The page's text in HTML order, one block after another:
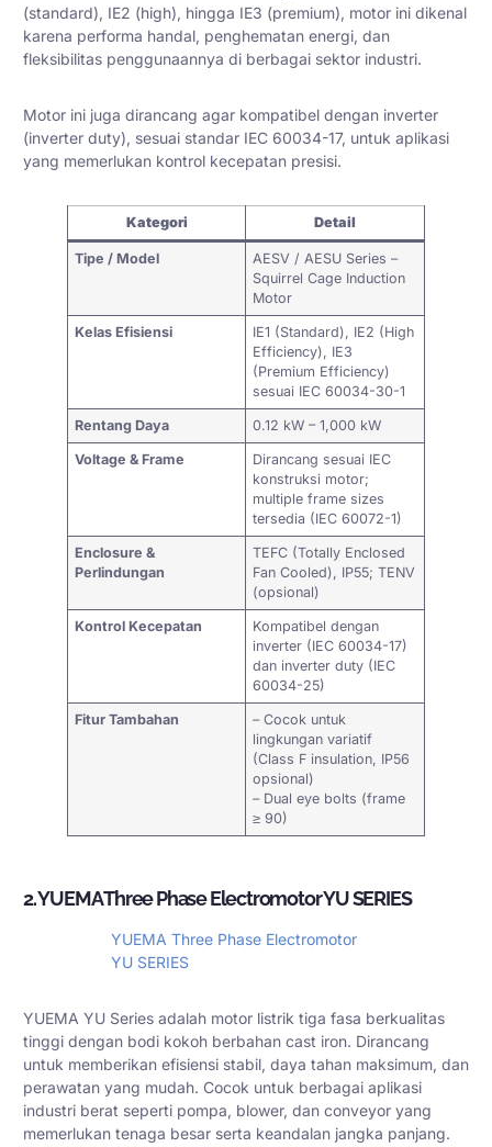
(standard), IE2 (high), hingga IE3 (premium), motor ini dikenal
karena performa handal, penghematan energi, dan
fleksibilitas penggunaannya di berbagai sektor industri.
Motor ini juga dirancang agar kompatibel dengan inverter
(inverter duty), sesuai standar IEC 60034-17, untuk aplikasi
yang memerlukan kontrol kecepatan presisi.
Kategori Detail
Tipe / Model
AESV / AESU Series –
Squirrel Cage Induction
Motor
Kelas Efisiensi
IE1 (Standard), IE2 (High
Efficiency), IE3
(Premium Efficiency)
sesuai IEC 60034-30-1
Rentang Daya 0.12 kW – 1,000 kW
Voltage & Frame
Dirancang sesuai IEC
konstruksi motor;
multiple frame sizes
tersedia (IEC 60072-1)
Enclosure &
Perlindungan
TEFC (Totally Enclosed
Fan Cooled), IP55; TENV
(opsional)
Kontrol Kecepatan
Kompatibel dengan
inverter (IEC 60034-17)
dan inverter duty (IEC
60034-25)
Fitur Tambahan
– Cocok untuk
lingkungan variatif
(Class F insulation, IP56
opsional)
– Dual eye bolts (frame
≥ 90)
2. YUEMA Three Phase Electromotor YU SERIES
YUEMA Three Phase Electromotor
YU SERIES
YUEMA YU Series adalah motor listrik tiga fasa berkualitas
tinggi dengan bodi kokoh berbahan cast iron. Dirancang
untuk memberikan efisiensi stabil, daya tahan maksimum, dan
perawatan yang mudah. Cocok untuk berbagai aplikasi
industri berat seperti pompa, blower, dan conveyor yang
memerlukan tenaga besar serta keandalan jangka panjang.